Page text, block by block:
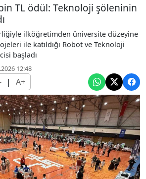
TL ödül: Teknoloji şöleninin
ilköğretimden üniversite düzeyine
ile katıldığı Robot ve Teknoloji
başladı
12:48
| A+